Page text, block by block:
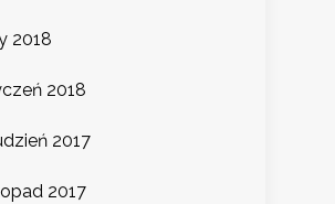
2018
2018
2017
2017